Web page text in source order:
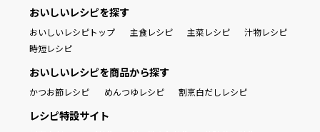
おいしいレシピを探す
おいしいレシピトップ 主食レシピ 主菜レシピ
汁物レシピ
時短レシピ
おいしいレシピを商品から探す
かつお節レシピ めんつゆレシピ 割烹白だしレシピ
レシピ特設サイト